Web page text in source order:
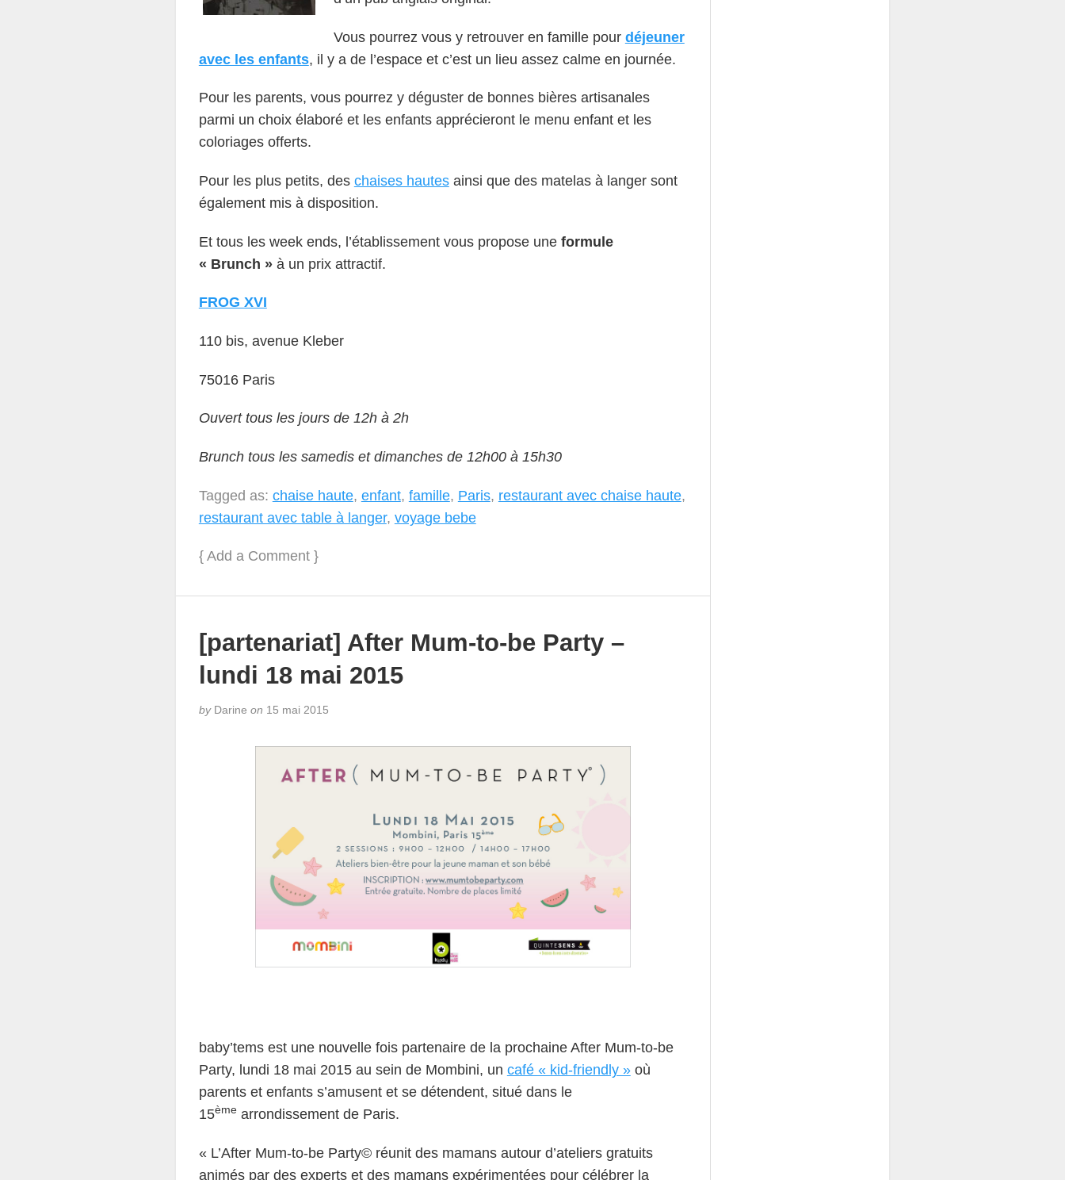
Vous pourrez vous y retrouver en famille pour déjeuner
avec les enfants, il y a de l’espace et c’est un lieu assez calme en journée.
Pour les parents, vous pourrez y déguster de bonnes bières artisanales
parmi un choix élaboré et les enfants apprécieront le menu enfant et les
coloriages offerts.
Pour les plus petits, des chaises hautesainsi que des matelas à langer sont
également mis à disposition.
Et tous les week ends, l’établissement vous propose une formule
« Brunch »à un prix attractif.
FROG XVI
110 bis, avenue Kleber
75016 Paris
Ouvert tous les jours de 12h à 2h
Brunch tous les samedis et dimanches de 12h00 à 15h30
Tagged as: chaise haute, enfant, famille, Paris, restaurant avec chaise haute,
restaurant avec table à langer, voyage bebe
{ Add a Comment}
[partenariat] After Mum-to-be Party –
lundi 18 mai 2015
byDarine on 15 mai 2015
baby’tems est une nouvelle fois partenaire de la prochaine After Mum-to-be
Party, lundi 18 mai 2015 au sein de Mombini, un café « kid-friendly »où
parents et enfants s’amusent et se détendent, situé dans le
15èmearrondissement de Paris.
« L’After Mum-to-be Party© réunit des mamans autour d’ateliers gratuits
animés par des experts et des mamans expérimentées pour célébrer la